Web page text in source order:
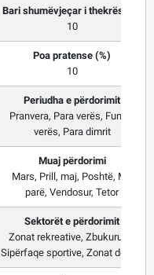
Bari shumëvjeçar i thekrës (%)
10
Poa pratense (%)
10
Periudha e përdorimit
Pranvera, Para verës, Fundi i
verës, Para dimrit
Muaj përdorimi
Mars, Prill, maj, Poshtë, Më
parë, Vendosur, Tetor
Sektorët e përdorimit
Zonat rekreative, Zbukurues,
Sipërfaqe sportive, Zonat detare